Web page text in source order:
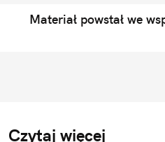
Materiał powstał we
Czytaj więcej